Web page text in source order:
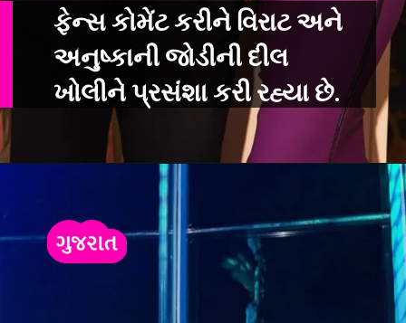
ફેન્સ કોમેંટ કરીને વિરાટ અને
અનુષ્કાની જોડીની દીલ
ખોલીને પ્રસંશા કરી રહ